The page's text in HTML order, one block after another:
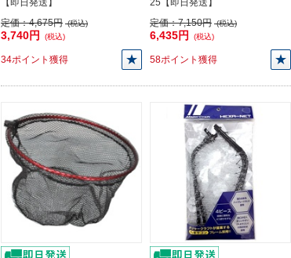
【即日発送】
定価：4,675円 (税込)
3,740円 (税込)
34ポイント獲得
25【即日発送】
定価：7,150円 (税込)
6,435円 (税込)
58ポイント獲得